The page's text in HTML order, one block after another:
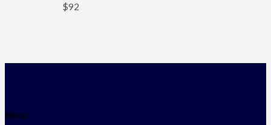
$92
Menú